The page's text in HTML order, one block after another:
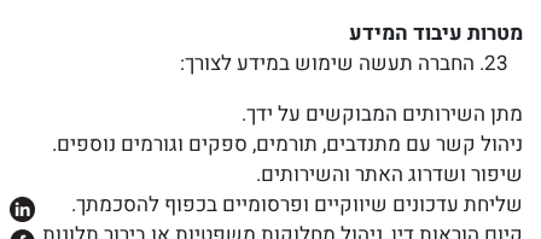
מטרות עיבוד המידע
החברה תעשה שימוש במידע לצורך:
מתן השירותים המבוקשים על ידך.
ניהול קשר עם מתנדבים, תורמים, ספקים וגורמים נוספים.
שיפור ושדרוג האתר והשירותים.
שליחת עדכונים שיווקיים ופרסומיים בכפוף להסכמתך.